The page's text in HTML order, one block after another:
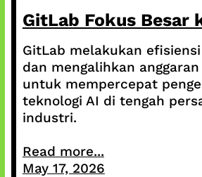
GitLab Fokus Besar
GitLab melakukan
dan mengalihkan
untuk mempercepat
teknologi AI di tengah
industri.
Read more...
May 17, 2026